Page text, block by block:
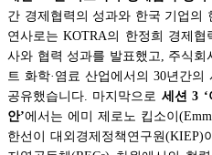
간 경제협력의 성과와 한국 기업의
연사로는 KOTRA의 한정희 경제
사와 협력 성과를 발표했고, 주식
트 화학·염료 산업에서의 30년간
공유했습니다. 마지막으로 세션 3
안’에서는 에미 제로노 킵소이
한선이 대외경제정책연구원(KIEP)